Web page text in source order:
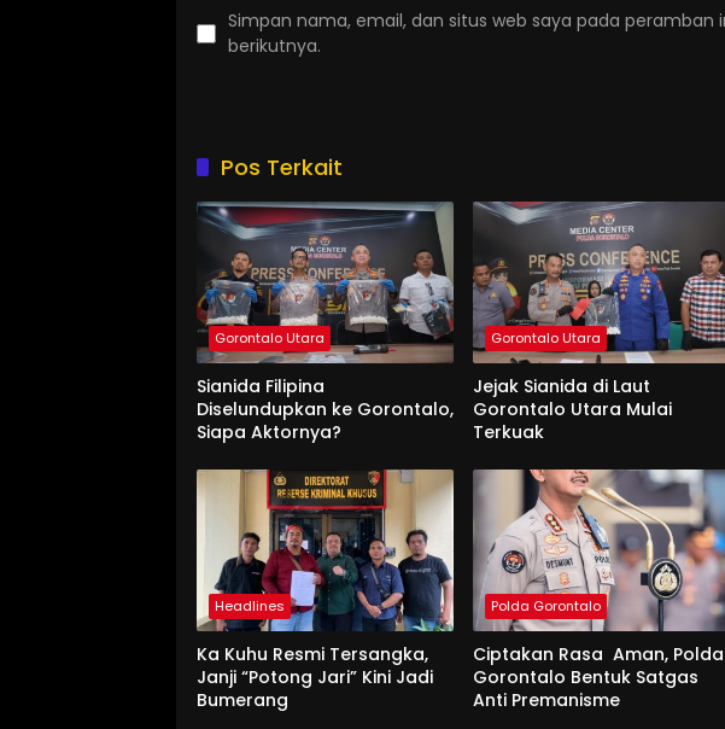
Simpan nama, email, dan situs web saya pada peramban
berikutnya.
Pos Terkait
Gorontalo Utara
Sianida Filipina
Diselundupkan ke Gorontalo,
Siapa Aktornya?
Gorontalo Utara
Jejak Sianida di Laut
Gorontalo Utara Mulai
Terkuak
Headlines
Ka Kuhu Resmi Tersangka,
Janji “Potong Jari” Kini Jadi
Bumerang
Polda Gorontalo
Ciptakan Rasa Aman, Polda
Gorontalo Bentuk Satgas
Anti Premanisme